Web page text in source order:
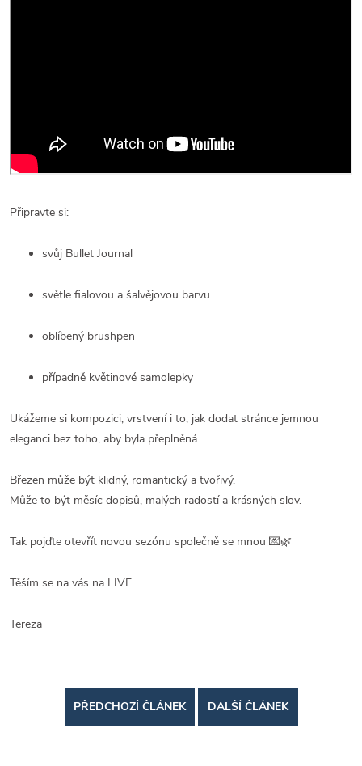
Připravte si:
svůj Bullet Journal
světle fialovou a šalvějovou barvu
oblíbený brushpen
případně květinové samolepky
Ukážeme si kompozici, vrstvení i to, jak dodat stránce jemnou
eleganci bez toho, aby byla přeplněná.
Březen může být klidný, romantický a tvořivý.
Může to být měsíc dopisů, malých radostí a krásných slov.
Tak pojďte otevřít novou sezónu společně se mnou 💌🌿
Těším se na vás na LIVE.
Tereza
PŘEDCHOZÍ ČLÁNEK DALŠÍ ČLÁNEK